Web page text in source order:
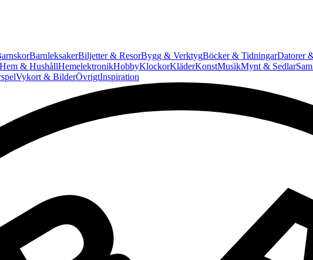
BarnleksakerBiljetter & ResorBygg & VerktygBöcker & TidningarDatorer
Hem & HushållHemelektronikHobbyKlockorKläderKonstMusikMynt & Sedlar
Vykort & BilderÖvrigtInspiration